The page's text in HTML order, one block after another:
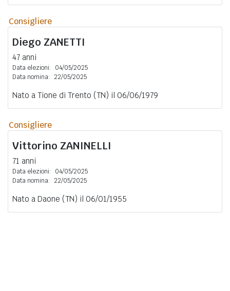
Consigliere
Diego ZANETTI
47 anni
Data elezioni:
04/05/2025
Data nomina: 22/05/2025
Nato a Tione di Trento (TN) il 06/06/1979
Consigliere
Vittorino ZANINELLI
71 anni
Data elezioni:
04/05/2025
Data nomina: 22/05/2025
Nato a Daone (TN) il 06/01/1955